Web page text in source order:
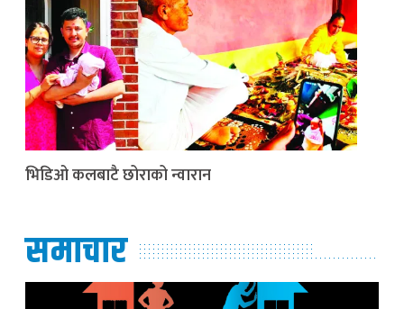
भिडिओ कलबाटै छोराको न्वारान
समाचार